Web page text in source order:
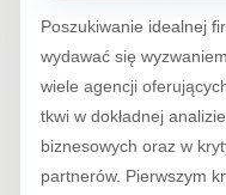
Poszukiwanie idealnej
wydawać się
wiele agencji
tkwi w dokładnej
biznesowych oraz w
partnerów. Pierwszym